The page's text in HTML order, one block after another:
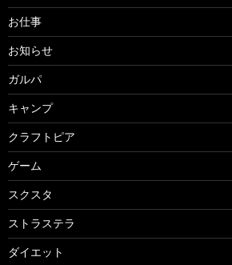
お仕事
お知らせ
ガルパ
キャンプ
クラフトピア
ゲーム
スクスタ
ストラステラ
ダイエット